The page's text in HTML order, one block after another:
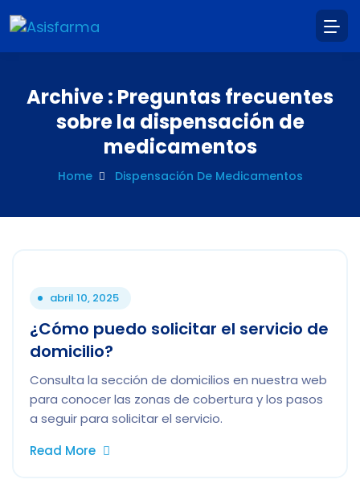
Archive : Preguntas frecuentes
sobre la dispensación de
medicamentos
Home Dispensación De Medicamentos
abril 10, 2025
¿Cómo puedo solicitar el servicio de
domicilio?
Consulta la sección de domicilios en nuestra web
para conocer las zonas de cobertura y los pasos
a seguir para solicitar el servicio.
Read More